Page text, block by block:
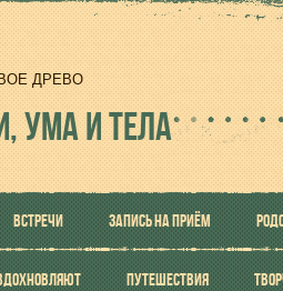
ДРЕВО
УМА И ТЕЛА
ВСТРЕЧИ ЗАПИСЬ НА ПРИЁМ
ПУТЕШЕСТВИЯ